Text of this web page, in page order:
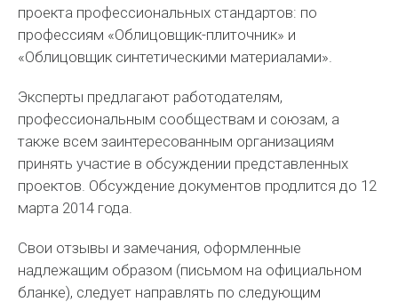
проекта профессиональных стандартов: по
профессиям «Облицовщик-плиточник» и
«Облицовщик синтетическими материалами».
Эксперты предлагают работодателям,
профессиональным сообществам и союзам, а
также всем заинтересованным организациям
принять участие в обсуждении представленных
проектов. Обсуждение документов продлится до 12
марта 2014 года.
Свои отзывы и замечания, оформленные
надлежащим образом (письмом на официальном
бланке), следует направлять по следующим